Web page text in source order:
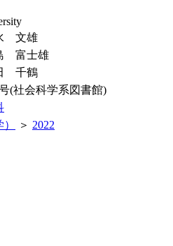
文雄
富士雄
千鶴
(社会科学系図書館)
＞ 2022